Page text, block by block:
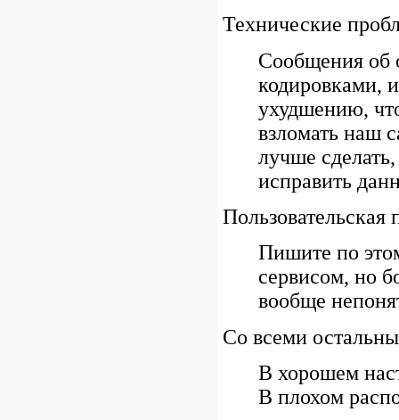
Технические
Сообщения об
кодировками,
ухудшению,
взломать наш
лучше
исправить
Пишите по
сервисом, но
вообще
Со всеми
В хорошем
В плохом